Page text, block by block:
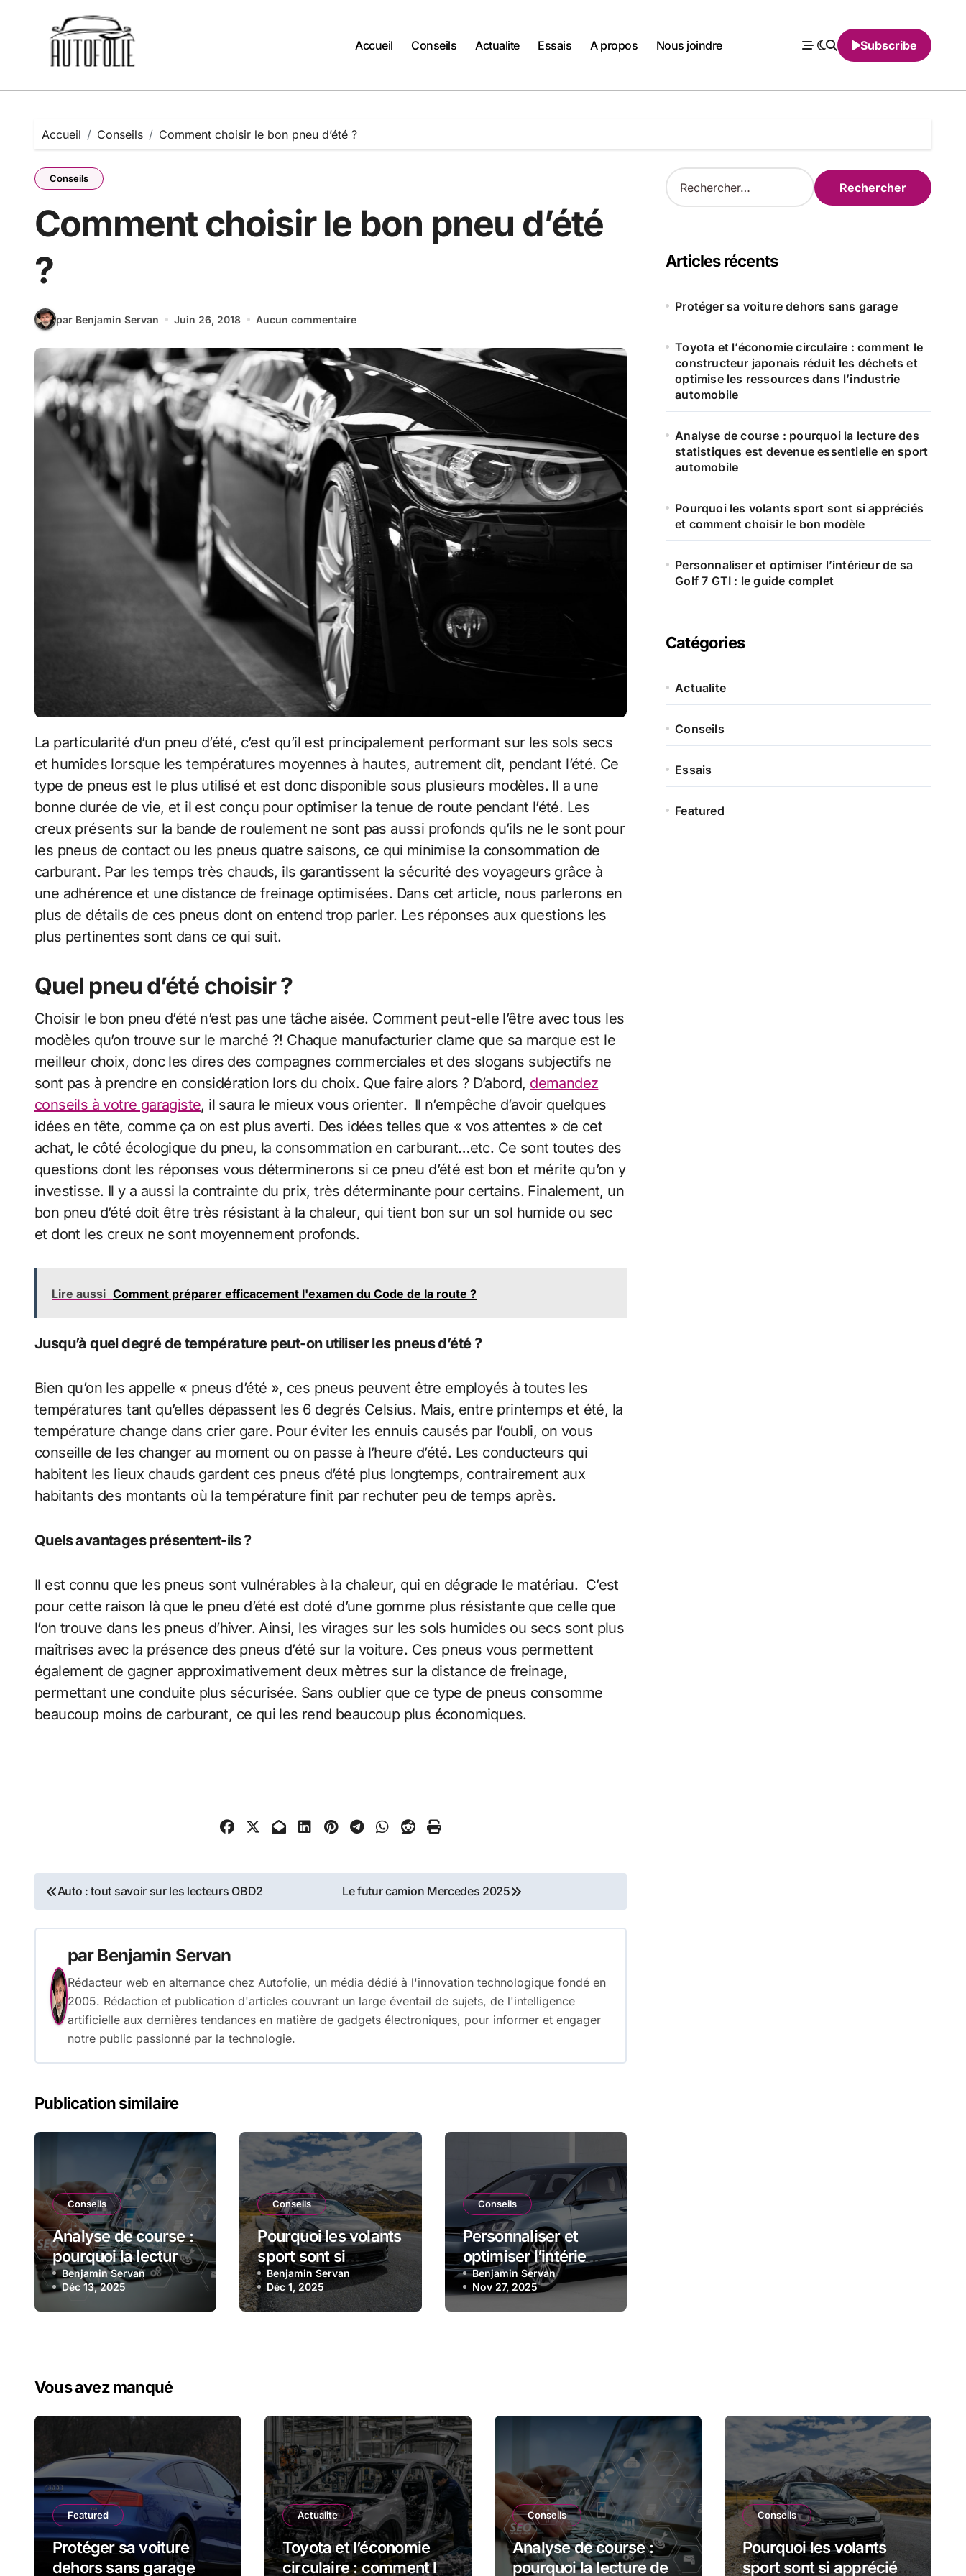
Accueil Conseils Actualite Essais A propos Nous joindre Subscribe
Accueil Conseils Comment choisir le bon pneu d’été ?
Conseils
Comment choisir le bon pneu d’été
?
par Benjamin Servan Juin 26, 2018 Aucun commentaire
La particularité d’un pneu d’été, c’est qu’il est principalement performant sur les sols secs
et humides lorsque les températures moyennes à hautes, autrement dit, pendant l’été. Ce
type de pneus est le plus utilisé et est donc disponible sous plusieurs modèles. Il a une
bonne durée de vie, et il est conçu pour optimiser la tenue de route pendant l’été. Les
creux présents sur la bande de roulement ne sont pas aussi profonds qu’ils ne le sont pour
les pneus de contact ou les pneus quatre saisons, ce qui minimise la consommation de
carburant. Par les temps très chauds, ils garantissent la sécurité des voyageurs grâce à
une adhérence et une distance de freinage optimisées. Dans cet article, nous parlerons en
plus de détails de ces pneus dont on entend trop parler. Les réponses aux questions les
plus pertinentes sont dans ce qui suit.
Quel pneu d’été choisir ?
Choisir le bon pneu d’été n’est pas une tâche aisée. Comment peut-elle l’être avec tous les
modèles qu’on trouve sur le marché ?! Chaque manufacturier clame que sa marque est le
meilleur choix, donc les dires des compagnes commerciales et des slogans subjectifs ne
sont pas à prendre en considération lors du choix. Que faire alors ? D’abord, demandez
conseils à votre garagiste, il saura le mieux vous orienter. Il n’empêche d’avoir quelques
idées en tête, comme ça on est plus averti. Des idées telles que « vos attentes » de cet
achat, le côté écologique du pneu, la consommation en carburant…etc. Ce sont toutes des
questions dont les réponses vous déterminerons si ce pneu d’été est bon et mérite qu’on y
investisse. Il y a aussi la contrainte du prix, très déterminante pour certains. Finalement, un
bon pneu d’été doit être très résistant à la chaleur, qui tient bon sur un sol humide ou sec
et dont les creux ne sont moyennement profonds.
Lire aussi Comment préparer efficacement l'examen du Code de la route ?
Jusqu’à quel degré de température peut-on utiliser les pneus d’été ?
Bien qu’on les appelle « pneus d’été », ces pneus peuvent être employés à toutes les
températures tant qu’elles dépassent les 6 degrés Celsius. Mais, entre printemps et été, la
température change dans crier gare. Pour éviter les ennuis causés par l’oubli, on vous
conseille de les changer au moment ou on passe à l’heure d’été. Les conducteurs qui
habitent les lieux chauds gardent ces pneus d’été plus longtemps, contrairement aux
habitants des montants où la température finit par rechuter peu de temps après.
Quels avantages présentent-ils ?
Il est connu que les pneus sont vulnérables à la chaleur, qui en dégrade le matériau. C’est
pour cette raison là que le pneu d’été est doté d’une gomme plus résistante que celle que
l’on trouve dans les pneus d’hiver. Ainsi, les virages sur les sols humides ou secs sont plus
maîtrises avec la présence des pneus d’été sur la voiture. Ces pneus vous permettent
également de gagner approximativement deux mètres sur la distance de freinage,
permettant une conduite plus sécurisée. Sans oublier que ce type de pneus consomme
beaucoup moins de carburant, ce qui les rend beaucoup plus économiques.
Navigation
l’article
Auto : tout savoir sur les lecteurs OBD2 Le futur camion Mercedes 2025
parBenjamin Servan
Rédacteur web en alternance chez Autofolie, un média dédié à l'innovation technologique fondé en
2005. Rédaction et publication d'articles couvrant un large éventail de sujets, de l'intelligence
artificielle aux dernières tendances en matière de gadgets électroniques, pour informer et engager
notre public passionné par la technologie.
Publication similaire
Conseils
Analyse de course :
pourquoi la lecture
des statistiques est
devenue essentielle
en sport automobile
Benjamin Servan
Déc 13, 2025
Conseils
Pourquoi les volants
sport sont si
appréciés et
comment choisir le
bon modèle
Benjamin Servan
Déc 1, 2025
Conseils
Personnaliser et
optimiser l’intérieur
de sa Golf 7 GTI : le
guide complet
Benjamin Servan
Nov 27, 2025
R
e
r
c
e
:
Articles récents
Protéger sa voiture dehors sans garage
Toyota et l’économie circulaire : comment le
constructeur japonais réduit les déchets et
optimise les ressources dans l’industrie
automobile
Analyse de course : pourquoi la lecture des
statistiques est devenue essentielle en sport
automobile
Pourquoi les volants sport sont si appréciés
et comment choisir le bon modèle
Personnaliser et optimiser l’intérieur de sa
Golf 7 GTI : le guide complet
Catégories
Actualite
Conseils
Essais
Featured
Vous avez manqué
Featured
Protéger sa voiture
dehors sans garage
Actualite
Toyota et l’économie
circulaire : comment le
Conseils
Analyse de course :
pourquoi la lecture des
Conseils
Pourquoi les volants
sport sont si appréciés